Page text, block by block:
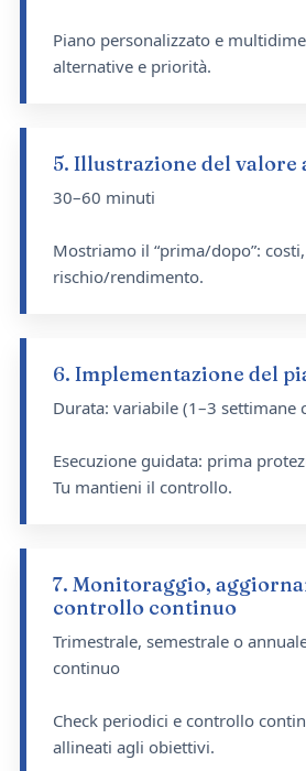
Piano personalizzato e
alternative e priorità.
5. Illustrazione del valore
30–60 minuti
Mostriamo il “prima/dopo”:
rischio/rendimento.
6. Implementazione del
Durata: variabile (1–3 settimane
Esecuzione guidata: prima
Tu mantieni il controllo.
7. Monitoraggio,
controllo continuo
Trimestrale, semestrale o
continuo
Check periodici e controllo
allineati agli obiettivi.